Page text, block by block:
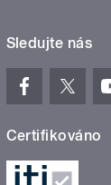
Sledujte nás
Certifikováno